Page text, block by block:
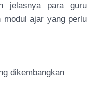
jelasnya para guru
modul ajar yang perlu
dikembangkan